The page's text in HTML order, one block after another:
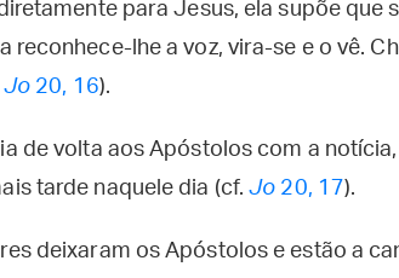
para Jesus, ela supõe que
reconhece-lhe a voz, vira-se e o vê.
Jo 20, 16).
de volta aos Apóstolos com a
tarde naquele dia (cf.Jo 20, 17).
deixaram os Apóstolos e estão a